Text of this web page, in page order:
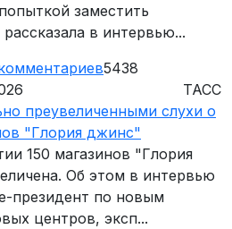
заместить
в интервью...
5438
ТАСС
преувеличенными слухи о
"Глория джинс"
150 магазинов "Глория
Об этом в интервью
президент по новым
центров, эксп...